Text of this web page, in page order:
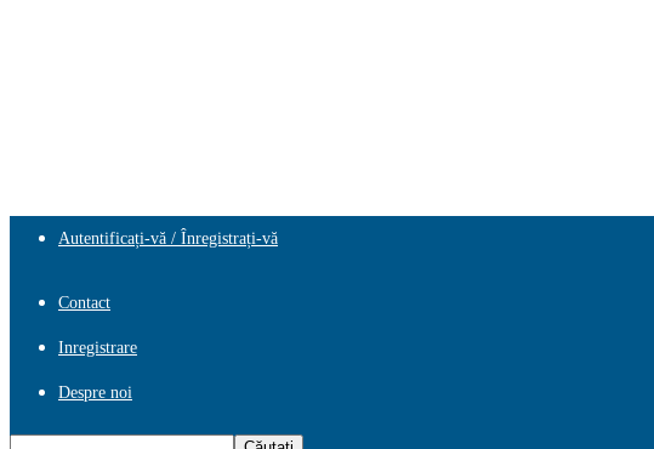
Autentificați-vă / Înregistrați-vă
Contact
Inregistrare
Despre noi